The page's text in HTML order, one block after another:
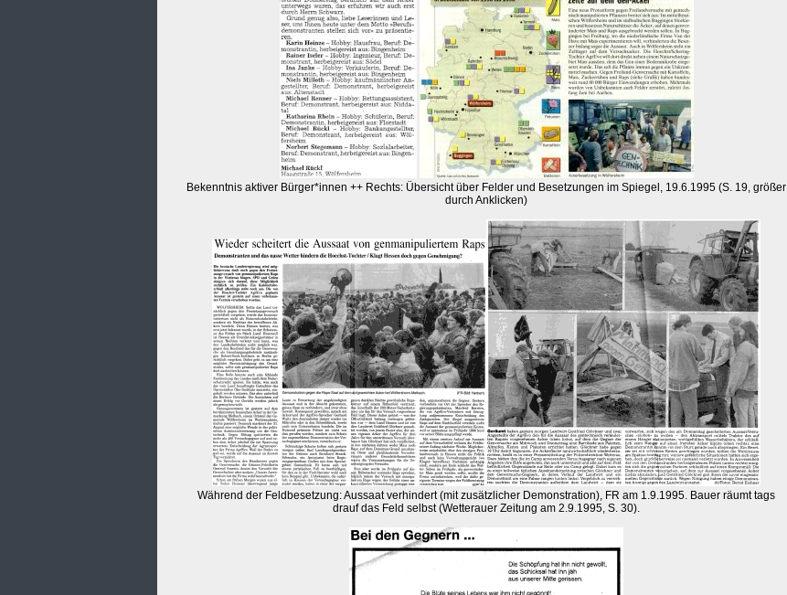
Bekenntnis aktiver Bürger*innen ++ Rechts: Übersicht über Felder und Besetzungen im Spiegel, 19.6.1995 (S. 19, größer
durch Anklicken)
Während der Feldbesetzung: Aussaat verhindert (mit zusätzlicher Demonstration), FR am 1.9.1995. Bauer räumt tags
drauf das Feld selbst (Wetterauer Zeitung am 2.9.1995, S. 30).